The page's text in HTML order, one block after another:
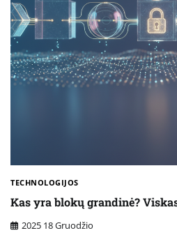
TECHNOLOGIJOS
Kas yra blokų grandinė?
2025 18 Gruodžio